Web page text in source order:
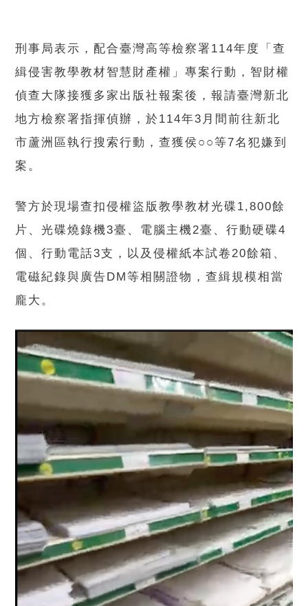
刑事局表示，配合臺灣高等檢察署114年度「查
緝侵害教學教材智慧財產權」專案行動，智財權
偵查大隊接獲多家出版社報案後，報請臺灣新北
地方檢察署指揮偵辦，於114年3月間前往新北
市蘆洲區執行搜索行動，查獲侯○○等7名犯嫌到
案。
警方於現場查扣侵權盜版教學教材光碟1,800餘
片、光碟燒錄機3臺、電腦主機2臺、行動硬碟4
個、行動電話3支，以及侵權紙本試卷20餘箱、
電磁紀錄與廣告DM等相關證物，查緝規模相當
龐大。